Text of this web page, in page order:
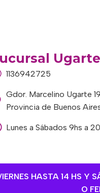
HASTA 14 HS Y
O
Ugarte
1136942725
Gdor. Marcelino Ugarte
Provincia de Buenos
Lunes a Sábados 9hs a